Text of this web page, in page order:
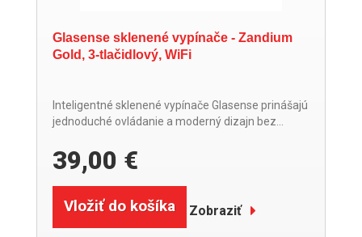
Glasense sklenené vypínače - Zandium
Gold, 3-tlačidlový, WiFi
Inteligentné sklenené vypínače Glasense prinášajú
jednoduché ovládanie a moderný dizajn bez...
39,00 €
Vložiť do košíka Zobraziť